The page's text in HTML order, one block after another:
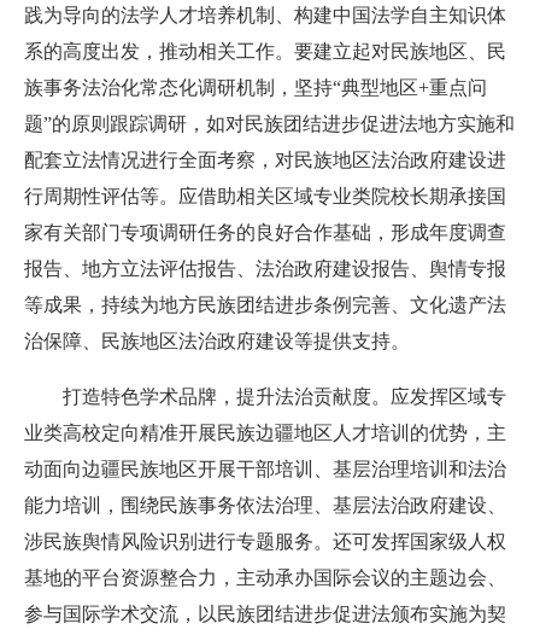
践为导向的法学人才培养机制、构建中国法学自主知识体
系的高度出发，推动相关工作。要建立起对民族地区、民
族事务法治化常态化调研机制，坚持“典型地区+重点问
题”的原则跟踪调研，如对民族团结进步促进法地方实施和
配套立法情况进行全面考察，对民族地区法治政府建设进
行周期性评估等。应借助相关区域专业类院校长期承接国
家有关部门专项调研任务的良好合作基础，形成年度调查
报告、地方立法评估报告、法治政府建设报告、舆情专报
等成果，持续为地方民族团结进步条例完善、文化遗产法
治保障、民族地区法治政府建设等提供支持。
打造特色学术品牌，提升法治贡献度。 应发挥区域专
业类高校定向精准开展民族边疆地区人才培训的优势，主
动面向边疆民族地区开展干部培训、基层治理培训和法治
能力培训，围绕民族事务依法治理、基层法治政府建设、
涉民族舆情风险识别进行专题服务。还可发挥国家级人权
基地的平台资源整合力，主动承办国际会议的主题边会、
参与国际学术交流，以民族团结进步促进法颁布实施为契